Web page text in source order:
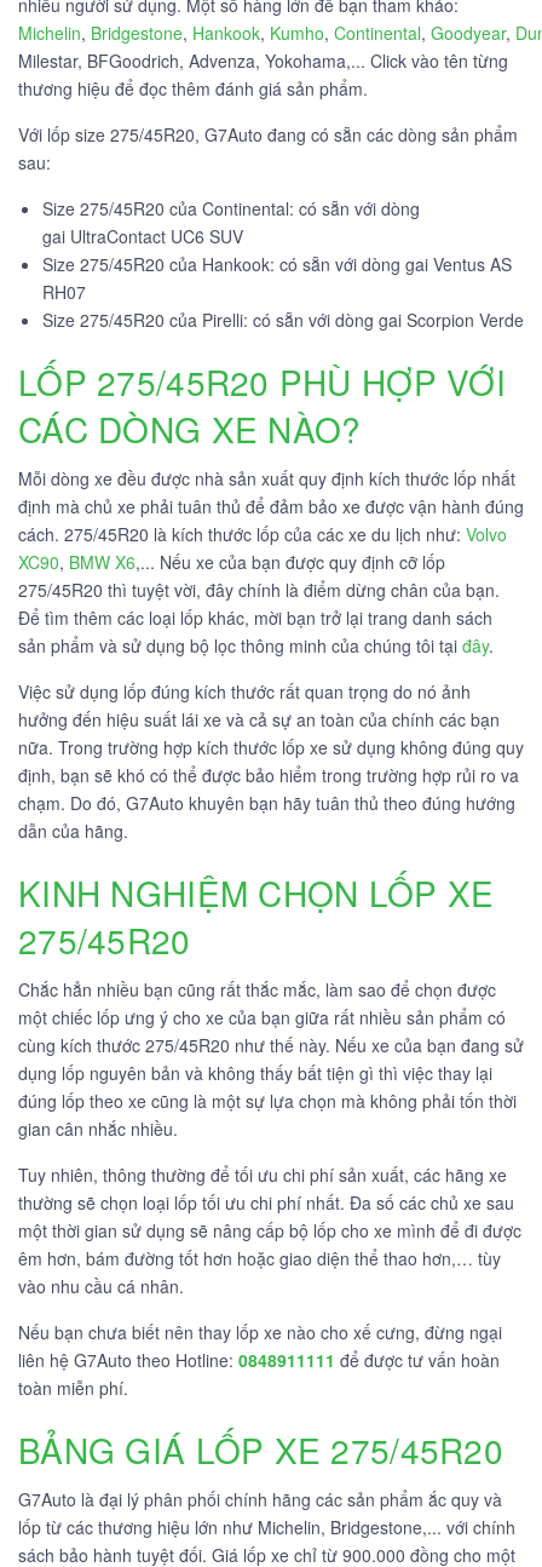
nhiều người sử dụng. Một số hàng lớn để bạn tham khảo:
Michelin, Bridgestone, Hankook, Kumho, Continental, Goodyear,
Milestar, BFGoodrich, Advenza, Yokohama,... Click vào tên từng
thương hiệu để đọc thêm đánh giá sản phẩm.
Với lốp size 275/45R20, G7Auto đang có sẵn các dòng sản phẩm
sau:
Size 275/45R20 của Continental: có sẵn với dòng
gai UltraContact UC6 SUV
Size 275/45R20 của Hankook: có sẵn với dòng gai Ventus AS
RH07
Size 275/45R20 của Pirelli: có sẵn với dòng gai Scorpion Verde
LỐP 275/45R20 PHÙ HỢP VỚI
CÁC DÒNG XE NÀO?
Mỗi dòng xe đều được nhà sản xuất quy định kích thước lốp nhất
định mà chủ xe phải tuân thủ để đảm bảo xe được vận hành đúng
cách. 275/45R20 là kích thước lốp của các xe du lịch như: Volvo
XC90, BMW X6,... Nếu xe của bạn được quy định cỡ lốp
275/45R20 thì tuyệt vời, đây chính là điểm dừng chân của bạn.
Để tìm thêm các loại lốp khác, mời bạn trở lại trang danh sách
sản phẩm và sử dụng bộ lọc thông minh của chúng tôi tại đây.
Việc sử dụng lốp đúng kích thước rất quan trọng do nó ảnh
hưởng đến hiệu suất lái xe và cả sự an toàn của chính các bạn
nữa. Trong trường hợp kích thước lốp xe sử dụng không đúng quy
định, bạn sẽ khó có thể được bảo hiểm trong trường hợp rủi ro va
chạm. Do đó, G7Auto khuyên bạn hãy tuân thủ theo đúng hướng
dẫn của hãng.
KINH NGHIỆM CHỌN LỐP XE
275/45R20
Chắc hẳn nhiều bạn cũng rất thắc mắc, làm sao để chọn được
một chiếc lốp ưng ý cho xe của bạn giữa rất nhiều sản phẩm có
cùng kích thước 275/45R20 như thế này. Nếu xe của bạn đang sử
dụng lốp nguyên bản và không thấy bất tiện gì thì việc thay lại
đúng lốp theo xe cũng là một sự lựa chọn mà không phải tốn thời
gian cân nhắc nhiều.
Tuy nhiên, thông thường để tối ưu chi phí sản xuất, các hãng xe
thường sẽ chọn loại lốp tối ưu chi phí nhất. Đa số các chủ xe sau
một thời gian sử dụng sẽ nâng cấp bộ lốp cho xe mình để đi được
êm hơn, bám đường tốt hơn hoặc giao diện thể thao hơn,… tùy
vào nhu cầu cá nhân.
Nếu bạn chưa biết nên thay lốp xe nào cho xế cưng, đừng ngại
liên hệ G7Auto theo Hotline: 0848911111 để được tư vấn hoàn
toàn miễn phí.
BẢNG GIÁ LỐP XE 275/45R20
G7Auto là đại lý phân phối chính hãng các sản phẩm ắc quy và
lốp từ các thương hiệu lớn như Michelin, Bridgestone,... với chính
sách bảo hành tuyệt đối. Giá lốp xe chỉ từ 900.000 đồng cho một